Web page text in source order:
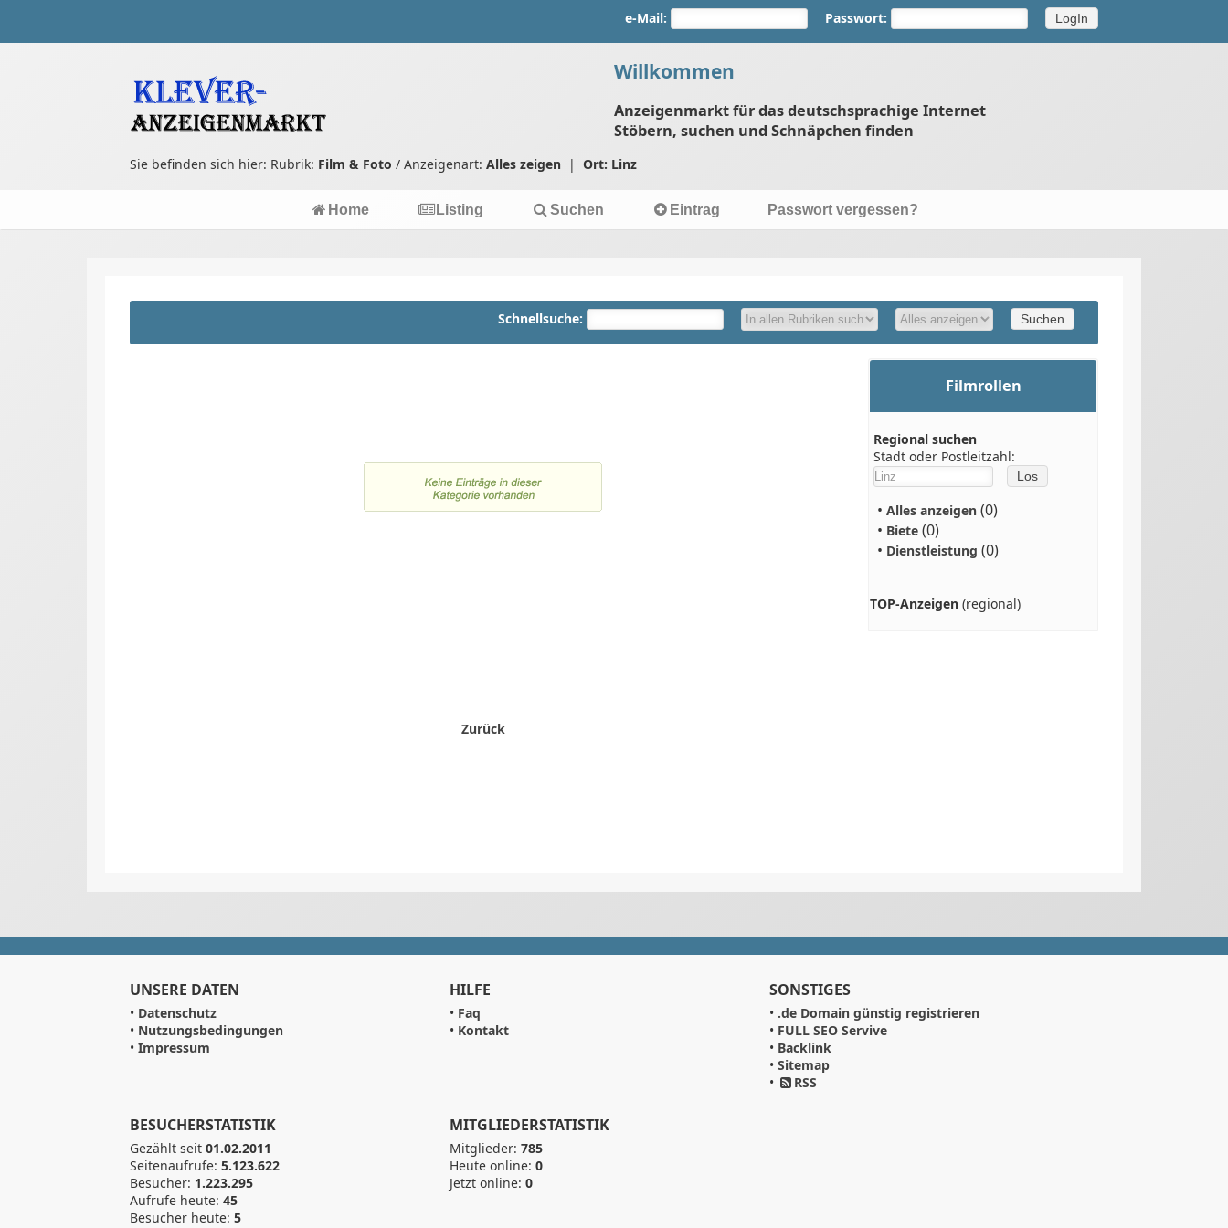
e-Mail: Passwort:
Willkommen
Anzeigenmarkt für das deutschsprachige Internet
Stöbern, suchen und Schnäpchen finden
Sie befinden sich hier: Rubrik: Film & Foto / Anzeigenart: Alles zeigen | Ort: Linz
Home Listing Suchen Eintrag Passwort vergessen?
Schnellsuche:
Zurück
Filmrollen
Regional suchen
Stadt oder Postleitzahl:
• Alles anzeigen (0)
• Biete (0)
• Dienstleistung (0)
TOP-Anzeigen (regional)
UNSERE DATEN
• Datenschutz
• Nutzungsbedingungen
• Impressum
HILFE
• Faq
• Kontakt
SONSTIGES
• .de Domain günstig registrieren
• FULL SEO Servive
• Backlink
• Sitemap
•
RSS
BESUCHERSTATISTIK
Gezählt seit 01.02.2011
Seitenaufrufe: 5.123.622
Besucher: 1.223.295
Aufrufe heute: 45
Besucher heute: 5
MITGLIEDERSTATISTIK
Mitglieder: 785
Heute online: 0
Jetzt online: 0